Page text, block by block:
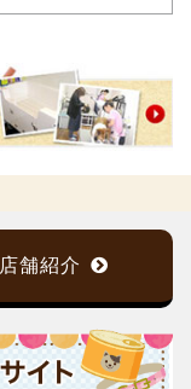
店舗紹介